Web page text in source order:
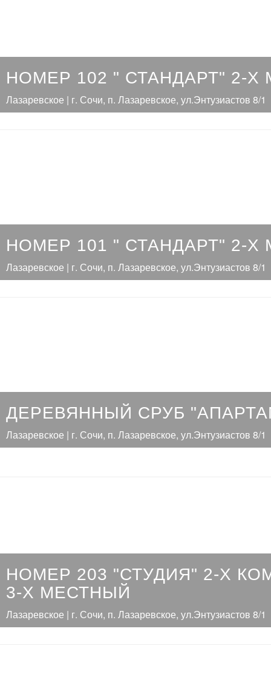
НОМЕР 102 " СТАНДАРТ" 2-
Лазаревское | г. Сочи, п. Лазаревское, ул.Энтузиастов 8/1
НОМЕР 101 " СТАНДАРТ" 2-
Лазаревское | г. Сочи, п. Лазаревское, ул.Энтузиастов 8/1
ДЕРЕВЯННЫЙ СРУБ
Лазаревское | г. Сочи, п. Лазаревское, ул.Энтузиастов 8/1
НОМЕР 203 "СТУДИЯ" 2-Х
3-Х МЕСТНЫЙ
Лазаревское | г. Сочи, п. Лазаревское, ул.Энтузиастов 8/1